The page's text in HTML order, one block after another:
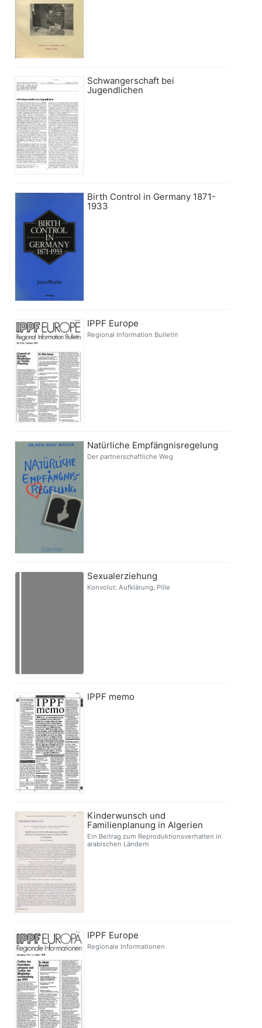
Schwangerschaft bei
Jugendlichen
Birth Control in Germany 1871-
1933
IPPF Europe
Regional Information Bulletin
Natürliche Empfängnisregelung
Der partnerschaftliche Weg
Sexualerziehung
Konvolut: Aufklärung, Pille
IPPF memo
Kinderwunsch und
Familienplanung in Algerien
Ein Beitrag zum Reproduktionsverhalten in
arabischen Ländern
IPPF Europe
Regionale Informationen